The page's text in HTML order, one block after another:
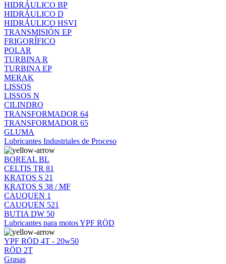
HIDRÁULICO BP
HIDRÁULICO D
HIDRÁULICO HSVI
TRANSMISIÓN EP
FRIGORÍFICO
POLAR
TURBINA R
TURBINA EP
MERAK
LISSOS
LISSOS N
CILINDRO
TRANSFORMADOR 64
TRANSFORMADOR 65
GLUMA
Lubricantes Industriales de Proceso
BOREAL BL
CELTIS TR 81
KRATOS S 21
KRATOS S 38 / MF
CAUQUEN 1
CAUQUEN 521
BUTIA DW 50
Lubricantes para motos YPF RÖD
YPF RÖD 4T - 20w50
RÖD 2T
Grasas